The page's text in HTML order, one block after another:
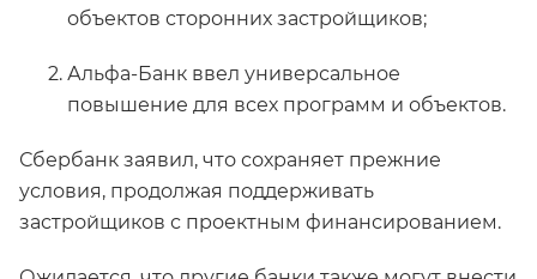
объектов сторонних застройщиков;
Альфа-Банк ввел универсальное
повышение для всех программ и объектов.
Сбербанк заявил, что сохраняет прежние
условия, продолжая поддерживать
застройщиков с проектным финансированием.